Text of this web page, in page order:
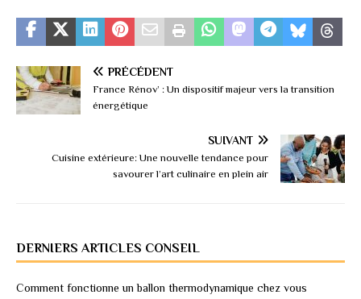
PRÉCÉDENT
France Rénov’ : Un dispositif majeur vers la transition
énergétique
SUIVANT
Cuisine extérieure: Une nouvelle tendance pour
savourer l’art culinaire en plein air
DERNIERS ARTICLES CONSEIL
Comment fonctionne un ballon thermodynamique chez vous